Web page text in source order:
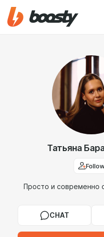
Татьяна
Просто и современно
CHAT